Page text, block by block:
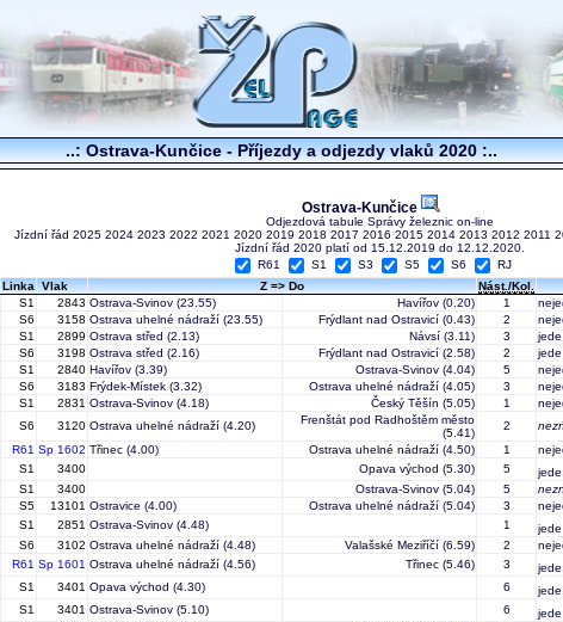
..: Ostrava-Kunčice - Příjezdy a odjezdy vlaků 2020 :..
Ostrava-Kunčice
Odjezdová tabule Správy železnic on-line
Jízdní řád 2025 2024 2023 2022 2021 2020 2019 2018 2017 2016 2015 2014 2013 2012 2011
Jízdní řád 2020 platí od 15.12.2019 do 12.12.2020.
R61
S1 S3 S5 S6
RJ
Linka Vlak Z => Do Nást./Kol.
S1 2843 Ostrava-Svinov (23.55) Havířov (0.20) 1
S6 3158 Ostrava uhelné nádraží (23.55) Frýdlant nad Ostravicí (0.43) 2
S1 2899 Ostrava střed (2.13) Návsí (3.11) 3
S6 3198 Ostrava střed (2.16) Frýdlant nad Ostravicí (2.58) 2
S1 2840 Havířov (3.39) Ostrava-Svinov (4.04) 5
S6 3183 Frýdek-Místek (3.32) Ostrava uhelné nádraží (4.05) 3
S1 2831 Ostrava-Svinov (4.18) Český Těšín (5.05) 1
S6 3120 Ostrava uhelné nádraží (4.20)
Frenštát pod Radhoštěm město
(5.41)
2
R61 Sp 1602 Třinec (4.00) Ostrava uhelné nádraží (4.50) 1
S1 3400 Opava východ (5.30) 5
S1 3400 Ostrava-Svinov (5.04) 5
S5 13101 Ostravice (4.00) Ostrava uhelné nádraží (5.04) 3
S1 2851 Ostrava-Svinov (4.48) 1
S6 3102 Ostrava uhelné nádraží (4.48) Valašské Meziříčí (6.59) 2
R61 Sp 1601 Ostrava uhelné nádraží (4.56) Třinec (5.46) 3
S1 3401 Opava východ (4.30) 6
S1 3401 Ostrava-Svinov (5.10) 6